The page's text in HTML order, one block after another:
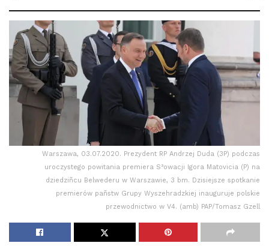
Warszawa, 03.07.2020. Prezydent RP Andrzej Duda (3P) podczas
uroczystego powitania premiera S³owacji Igora Matovicia (P) na
dziedziñcu Belwederu w Warszawie, 3 bm. Dzisiejsze spotkanie
premierów pañstw Grupy Wyszehradzkiej inauguruje polskie
przewodnictwo w V4. (amb) PAP/Tomasz Gzell